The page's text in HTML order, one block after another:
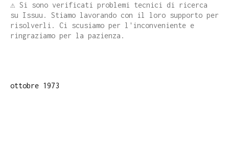
⚠️ Si sono verificati problemi tecnici di ricerca
su Issuu. Stiamo lavorando con il loro supporto per
risolverli. Ci scusiamo per l'inconveniente e
ringraziamo per la pazienza.
ottobre 1973